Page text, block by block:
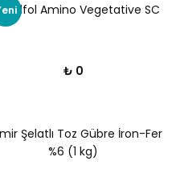
Amino Vegetative SC
₺ 0
Şelatlı Toz Gübre İron-Fer
%6 (1 kg)